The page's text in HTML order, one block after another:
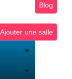
Blog
Ajouter une salle